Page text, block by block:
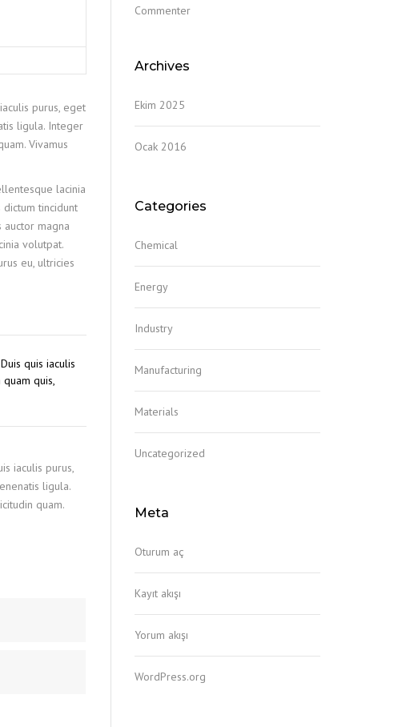
purus, eget
ligula. Integer
Vivamus
lacinia
dictum tincidunt
auctor magna
volutpat.
eu, ultricies
quis iaculis
quis,
iaculis purus,
ligula.
quam.
Commenter
Archives
Ekim 2025
Ocak 2016
Categories
Chemical
Energy
Industry
Manufacturing
Materials
Uncategorized
Meta
Oturum aç
Kayıt akışı
Yorum akışı
WordPress.org